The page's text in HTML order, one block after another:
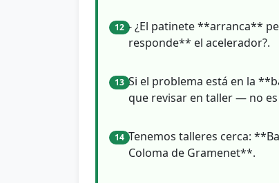
12 - ¿El patinete **arranca**
responde** el acelerador?.
13 Si el problema está en la
que revisar en taller — no
14 Tenemos talleres cerca:
Coloma de Gramenet**.